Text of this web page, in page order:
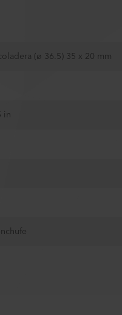
(ø 36.5) 35 x 20 mm
in